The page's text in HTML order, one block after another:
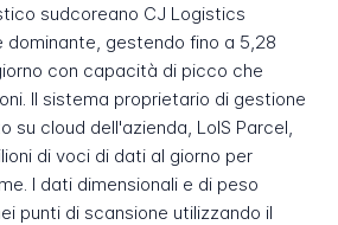
sudcoreano CJ Logistics
dominante, gestendo fino a 5,28
con capacità di picco che
Il sistema proprietario di gestione
cloud dell'azienda, LoIS Parcel,
di voci di dati al giorno per
I dati dimensionali e di peso
punti di scansione utilizzando il